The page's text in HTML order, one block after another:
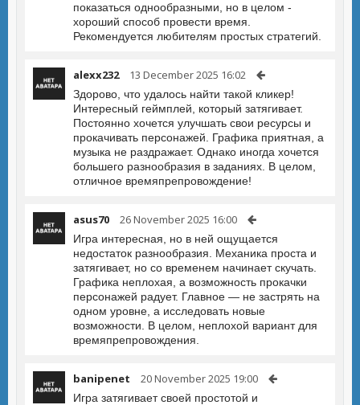
показаться однообразными, но в целом -
хороший способ провести время.
Рекомендуется любителям простых стратегий.
alexx232 13 December 2025 16:02
Здорово, что удалось найти такой кликер!
Интересный геймплей, который затягивает.
Постоянно хочется улучшать свои ресурсы и
прокачивать персонажей. Графика приятная, а
музыка не раздражает. Однако иногда хочется
большего разнообразия в заданиях. В целом,
отличное времяпрепровождение!
asus70 26 November 2025 16:00
Игра интересная, но в ней ощущается
недостаток разнообразия. Механика проста и
затягивает, но со временем начинает скучать.
Графика неплохая, а возможность прокачки
персонажей радует. Главное — не застрять на
одном уровне, а исследовать новые
возможности. В целом, неплохой вариант для
времяпрепровождения.
banipenet 20 November 2025 19:00
Игра затягивает своей простотой и